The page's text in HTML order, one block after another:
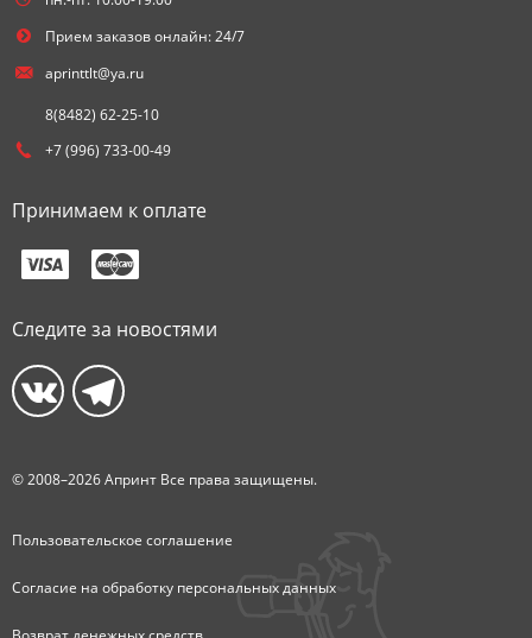
Прием заказов онлайн: 24/7
aprinttlt@ya.ru
8(8482) 62-25-10
+7 (996) 733-00-49
Принимаем к оплате
Следите за новостями
© 2008–2026 Апринт Все права защищены.
Пользовательское соглашение
Согласие на обработку персональных данных